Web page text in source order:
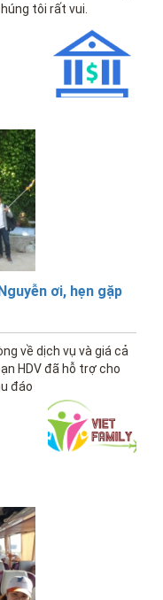
tôi rất vui.
ơi, hẹn gặp
về dịch vụ và giá cả
HDV đã hỗ trợ cho
đáo